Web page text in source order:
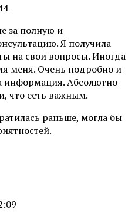
за полную и
Я получила
на свои вопросы. Иногда
меня. Очень подробно и
информация. Абсолютно
что есть важным.
раньше, могла бы